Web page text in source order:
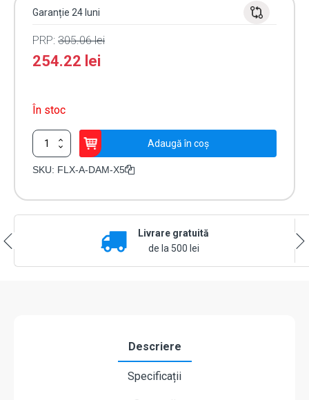
Garanție 24 luni
PRP: 305.06lei
254.22 lei
În stoc
Cantitate
Detector
de
Adaugă în coș
SKU: FLX-A-DAM-X5
Livrare gratuită
de la 500 lei
Descriere
Specificații